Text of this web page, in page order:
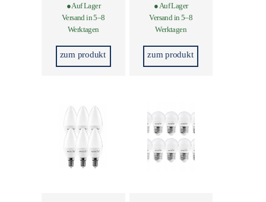
● Auf Lager
Versand in 5–8
Werktagen
zum produkt
● Auf Lager
Versand in 5–8
Werktagen
zum produkt